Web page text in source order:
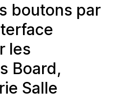
boutons par
les
Board,
Salle